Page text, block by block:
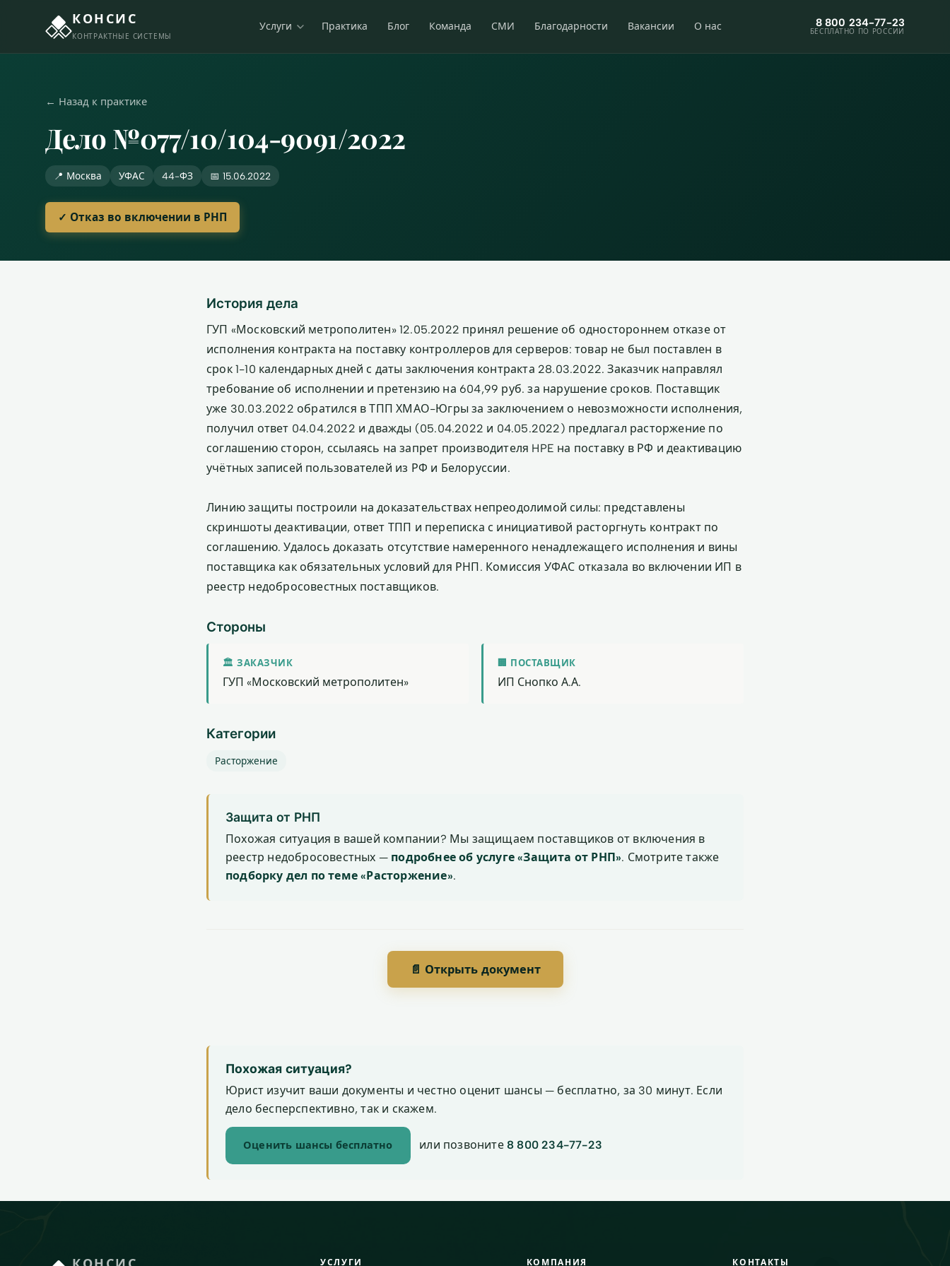
КОНСИС
КОНТРАКТНЫЕ СИСТЕМЫ
Услуги Практика Блог Команда СМИ Благодарности Вакансии О нас 8 800 234-77-23
БЕСПЛАТНО ПО РОССИИ
← Назад к практике
Дело №077/10/104-9091/2022
📍 Москва УФАС 44-ФЗ 📅 15.06.2022
✓ Отказ во включении в РНП
История дела
ГУП «Московский метрополитен» 12.05.2022 принял решение об одностороннем отказе от
исполнения контракта на поставку контроллеров для серверов: товар не был поставлен в
срок 1-10 календарных дней с даты заключения контракта 28.03.2022. Заказчик направлял
требование об исполнении и претензию на 604,99 руб. за нарушение сроков. Поставщик
уже 30.03.2022 обратился в ТПП ХМАО-Югры за заключением о невозможности исполнения,
получил ответ 04.04.2022 и дважды (05.04.2022 и 04.05.2022) предлагал расторжение по
соглашению сторон, ссылаясь на запрет производителя HPE на поставку в РФ и деактивацию
учётных записей пользователей из РФ и Белоруссии.
Линию защиты построили на доказательствах непреодолимой силы: представлены
скриншоты деактивации, ответ ТПП и переписка с инициативой расторгнуть контракт по
соглашению. Удалось доказать отсутствие намеренного ненадлежащего исполнения и вины
поставщика как обязательных условий для РНП. Комиссия УФАС отказала во включении ИП в
реестр недобросовестных поставщиков.
Стороны
🏛 ЗАКАЗЧИК
ГУП «Московский метрополитен»
🏢 ПОСТАВЩИК
ИП Снопко А.А.
Категории
Расторжение
Защита от РНП
Похожая ситуация в вашей компании? Мы защищаем поставщиков от включения в
реестр недобросовестных — подробнее об услуге «Защита от РНП». Смотрите также
подборку дел по теме «Расторжение».
📄 Открыть документ
Похожая ситуация?
Юрист изучит ваши документы и честно оценит шансы — бесплатно, за 30 минут. Если
дело бесперспективно, так и скажем.
Оценить шансы бесплатно или позвоните8 800 234-77-23
УСЛУГИ КОМПАНИЯ КОНТАКТЫ